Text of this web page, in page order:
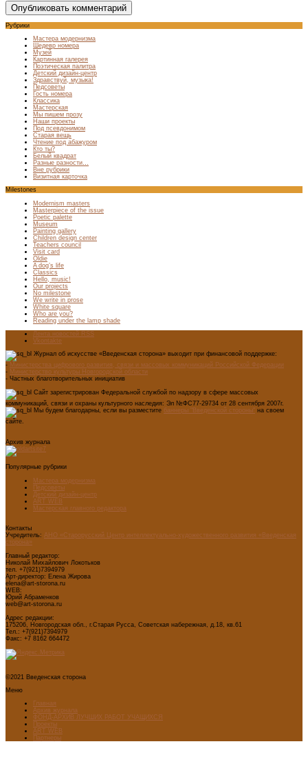
Рубрики
Мастера модернизма
Шедевр номера
Музей
Картинная галерея
Поэтическая палитра
Детский дизайн-центр
Здравствуй, музыка!
Педсоветы
Гость номера
Классика
Мастерская
Мы пишем прозу
Наши проекты
Под псевдонимом
Старая вещь
Чтение под абажуром
Кто ты?
Белый квадрат
Разные разности…
Вне рубрики
Визитная карточка
Milestones
Modernism masters
Masterpiece of the issue
Poetic palette
Museum
Painting gallery
Children design center
Teachers council
Visit card
Oldie
A dog’s life
Classics
Hello, music!
Our projects
No milestone
We write in prose
White square
Who are you?
Reading under the lamp shade
Лента новостей RSS
Vkontakte
Журнал об искусстве «Введенская сторона» выходит при финансовой поддержке:
- Министерства цифрового развития, связи и массовых коммуникаций Российской Федерации
- Министерство культуры Новгородской области
- Частных благотворительных инициатив
Сайт зарегистрирован Федеральной службой по надзору в сфере массовых
коммуникаций, связи и охраны культурного наследия: Эл №ФС77-29734 от 28 сентября 2007г.
Мы будем благодарны, если вы разместите баннеры "Введенской стороны" на своем
сайте.
Архив журнала
Популярные рубрики
Мастера модернизма
Педсоветы
Детский дизайн-центр
ART WEB
Мастерская главного редактора
Контакты
Учредитель: АНО «Старорусский Центр интеллектуально-художественного развития «Введенская
сторона»
Главный редактор:
Николай Михайлович Локотьков
тел. +7(921)7394979
Арт-директор: Елена Жирова
elena@art-storona.ru
WEB:
Юрий Абраменков
web@art-storona.ru
Адрес редакции:
175206, Новгородская обл., г.Старая Русса, Советская набережная, д.18, кв.61
Тел.: +7(921)7394979
Факс: +7 8162 664472
©2021 Введенская сторона
Меню
Главная
Архив журнала
ФОНД-АРХИВ ЛУЧШИХ РАБОТ УЧАЩИХСЯ
Проекты
ART WEB
Партнеры